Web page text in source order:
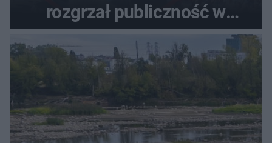
rozgrzał publiczność w
Toruniu